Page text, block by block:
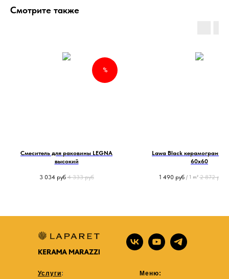
Смотрите также
%
Смеситель для раковины LEGNA
высокий
3 034 руб 4 333 руб
Lawa Black керамогранит
60х60
1 490 руб / 1 m² 2 872 руб
Услуги:
Меню: